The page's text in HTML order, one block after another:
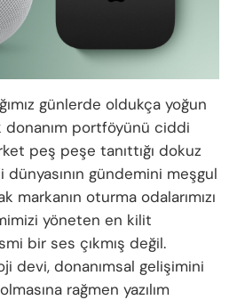
günlerde oldukça yoğun
donanım portföyünü ciddi
peş peşe tanıttığı dokuz
gündemini meşgul
markanın oturma odalarımızı
yöneten en kilit
bir ses çıkmış değil.
devi, donanımsal gelişimini
rağmen yazılım